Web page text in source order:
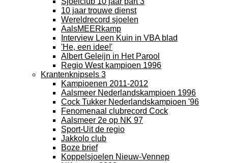
10 jaar trouwe dienst
Wereldrecord sjoelen
AalsMEERkamp
Interview Leen Kuin in VBA blad
'He, een idee!'
Albert Geleijn in Het Parool
Regio West kampioen 1996
Krantenknipsels 3
Kampioenen 2011-2012
Aalsmeer Nederlandskampioen 1996
Cock Tukker Nederlandskampioen '96
Fenomenaal clubrecord Cock
Aalsmeer 2e op NK 97
Sport-Uit de regio
Jakkolo club
Boze brief
Koppelsjoelen Nieuw-Vennep